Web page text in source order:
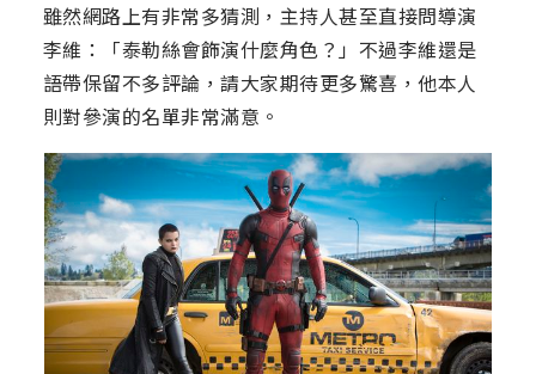
雖然網路上有非常多猜測，主持人甚至直接問導演
李維：「泰勒絲會飾演什麼角色？」不過李維還是
語帶保留不多評論，請大家期待更多驚喜，他本人
則對參演的名單非常滿意。